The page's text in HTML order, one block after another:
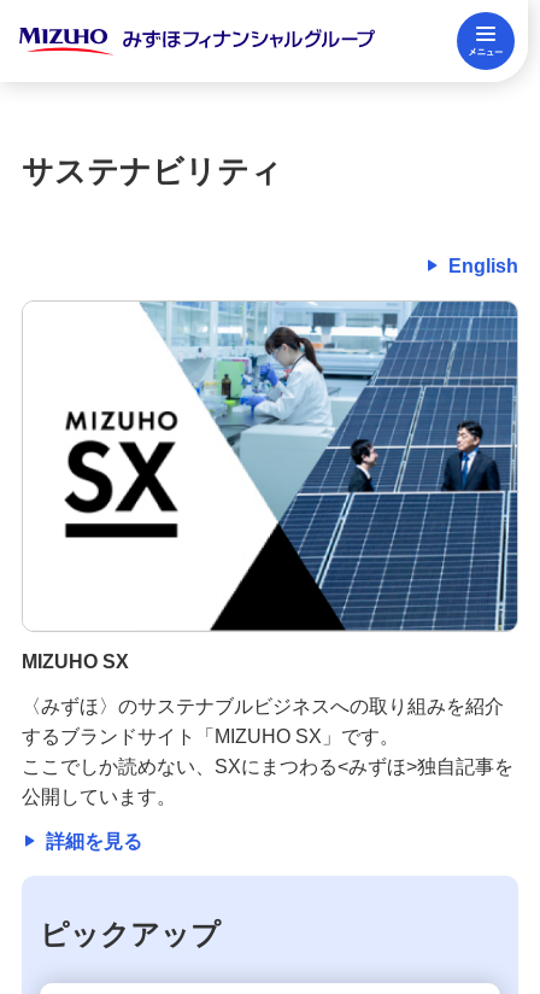
閉じる
サステナビリティ
ニュースリリース
サステナビリティ
English
MIZUHO SX
〈みずほ〉のサステナブルビジネスへの取り組みを紹介
するブランドサイト「MIZUHO SX」です。
ここでしか読めない、SXにまつわる<みずほ>独自記事を
公開しています。
詳細を見る
ピックアップ